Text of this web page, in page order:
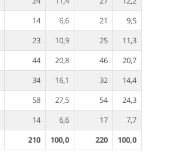
14 6,6 21
9,5
23 10,9 25
11,3
44 20,8 46
20,7
34 16,1 32
14,4
58 27,5 54
24,3
14 6,6 17
7,7
210 100,0 220
100,0